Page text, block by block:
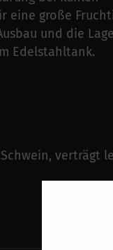
eine große
und die
Edelstahltank.
verträgt